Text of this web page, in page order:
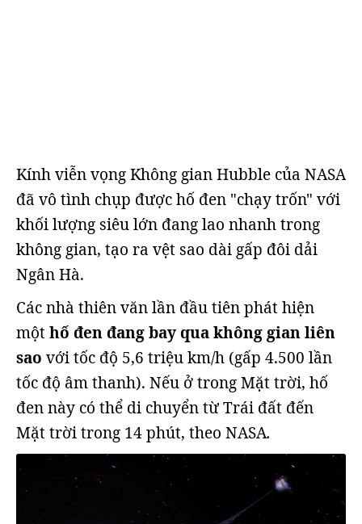
Kính viễn vọng Không gian Hubble của NASA
đã vô tình chụp được hố đen "chạy trốn" với
khối lượng siêu lớn đang lao nhanh trong
không gian, tạo ra vệt sao dài gấp đôi dải
Ngân Hà.
Các nhà thiên văn lần đầu tiên phát hiện
mộthố đen đang bay qua không gian liên
sao với tốc độ 5,6 triệu km/h (gấp 4.500 lần
tốc độ âm thanh). Nếu ở trong Mặt trời, hố
đen này có thể di chuyển từ Trái đất đến
Mặt trời trong 14 phút, theo NASA.